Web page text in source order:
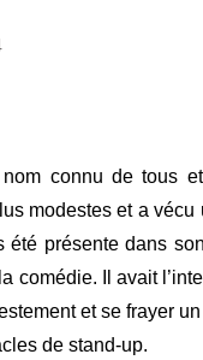
connu de tous
modestes et a
été présente dans
comédie. Il avait
et se frayer
de stand-up.